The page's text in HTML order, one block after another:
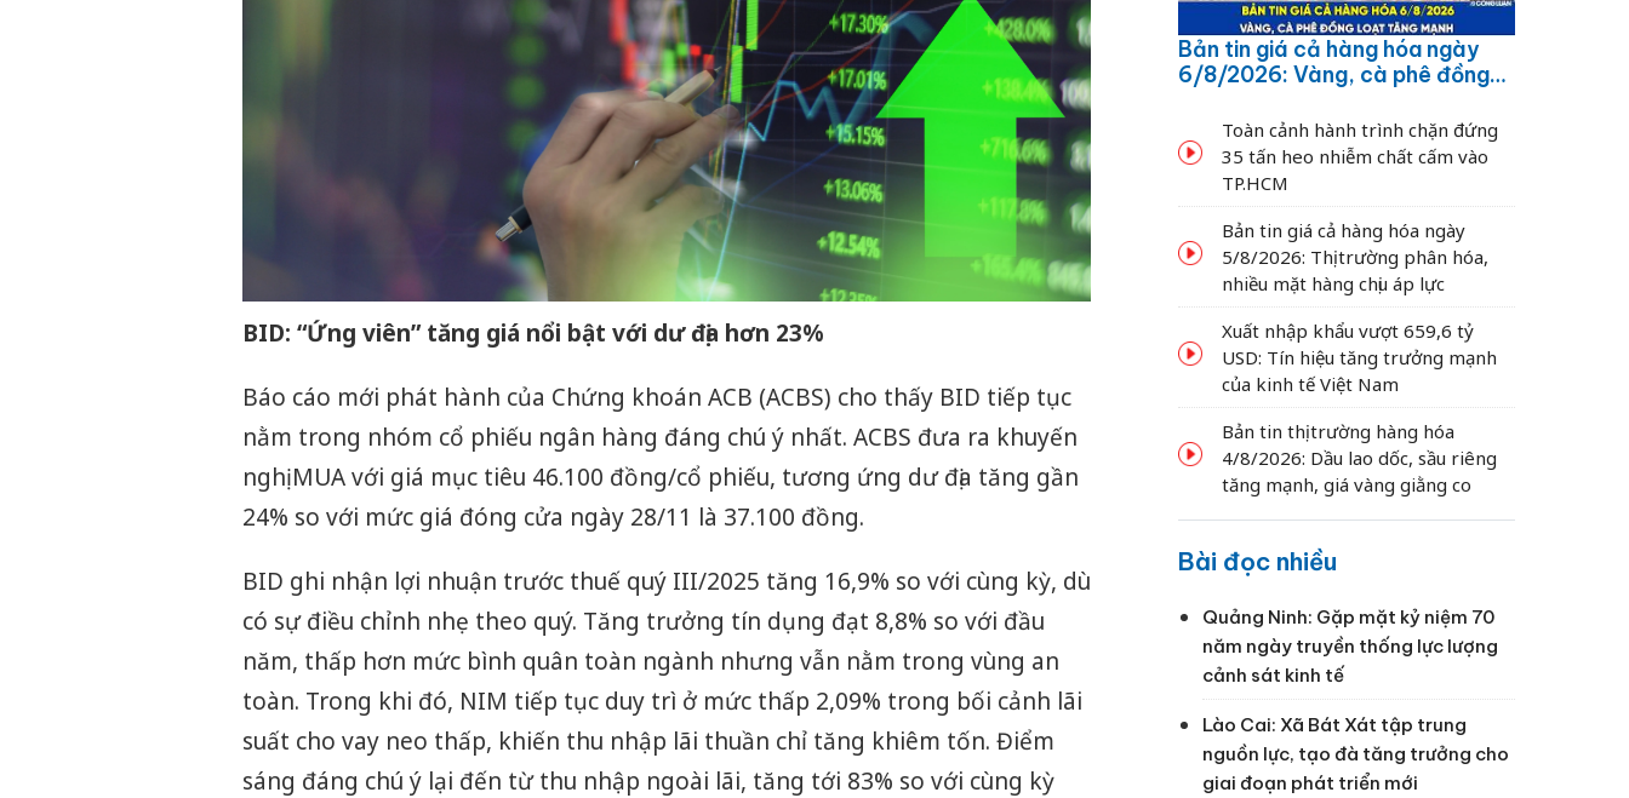
BID: “Ứng viên” tăng giá nổi bật với dư địa hơn 23%
Báo cáo mới phát hành của Chứng khoán ACB (ACBS) cho thấy BID tiếp tục
nằm trong nhóm cổ phiếu ngân hàng đáng chú ý nhất. ACBS đưa ra khuyến
nghị MUA với giá mục tiêu 46.100 đồng/cổ phiếu, tương ứng dư địa tăng gần
24% so với mức giá đóng cửa ngày 28/11 là 37.100 đồng.
BID ghi nhận lợi nhuận trước thuế quý III/2025 tăng 16,9% so với cùng kỳ, dù
có sự điều chỉnh nhẹ theo quý. Tăng trưởng tín dụng đạt 8,8% so với đầu
năm, thấp hơn mức bình quân toàn ngành nhưng vẫn nằm trong vùng an
toàn. Trong khi đó, NIM tiếp tục duy trì ở mức thấp 2,09% trong bối cảnh lãi
suất cho vay neo thấp, khiến thu nhập lãi thuần chỉ tăng khiêm tốn. Điểm
sáng đáng chú ý lại đến từ thu nhập ngoài lãi, tăng tới 83% so với cùng kỳ
Bản tin giá cả hàng hóa ngày
6/8/2026: Vàng, cà phê đồng
Toàn cảnh hành trình chặn đứng
35 tấn heo nhiễm chất cấm vào
TP.HCM
Bản tin giá cả hàng hóa ngày
5/8/2026: Thị trường phân hóa,
nhiều mặt hàng chịu áp lực
Xuất nhập khẩu vượt 659,6 tỷ
USD: Tín hiệu tăng trưởng mạnh
của kinh tế Việt Nam
Bản tin thị trường hàng hóa
4/8/2026: Dầu lao dốc, sầu riêng
tăng mạnh, giá vàng giằng co
Bài đọc nhiều
Quảng Ninh: Gặp mặt kỷ niệm 70
năm ngày truyền thống lực lượng
cảnh sát kinh tế
Lào Cai: Xã Bát Xát tập trung
nguồn lực, tạo đà tăng trưởng cho
giai đoạn phát triển mới